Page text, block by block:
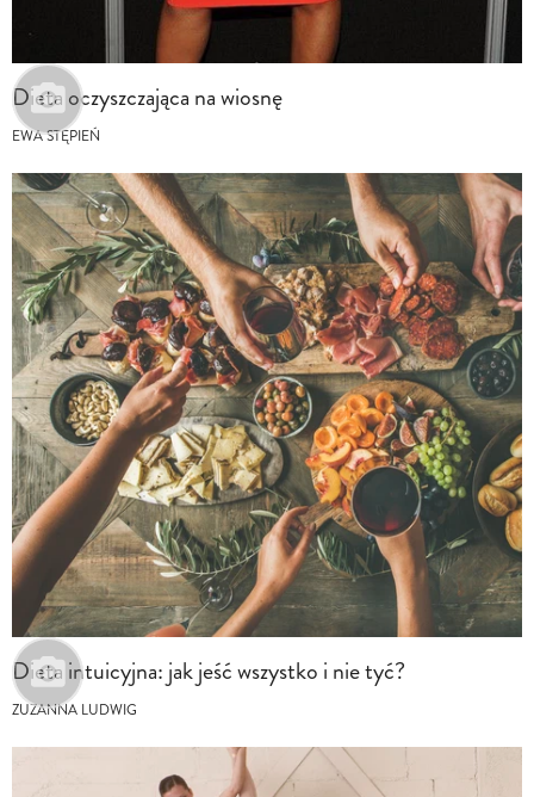
Dieta oczyszczająca na wiosnę
EWA STĘPIEŃ
Dieta intuicyjna: jak jeść wszystko i nie tyć?
ZUZANNA LUDWIG